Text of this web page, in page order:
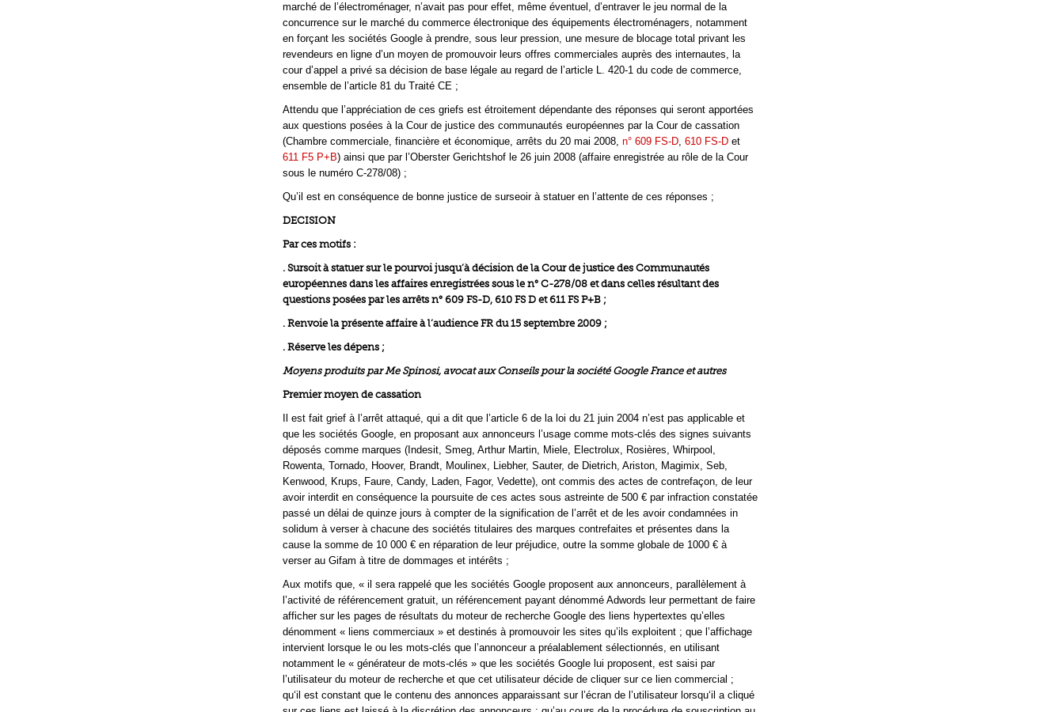
marché de l’électroménager, n’avait pas pour effet, même éventuel, d’entraver le jeu normal de la
concurrence sur le marché du commerce électronique des équipements électroménagers, notamment
en forçant les sociétés Google à prendre, sous leur pression, une mesure de blocage total privant les
revendeurs en ligne d’un moyen de promouvoir leurs offres commerciales auprès des internautes, la
cour d’appel a privé sa décision de base légale au regard de l’article L. 420-1 du code de commerce,
ensemble de l’article 81 du Traité CE ;
Attendu que l’appréciation de ces griefs est étroitement dépendante des réponses qui seront apportées
aux questions posées à la Cour de justice des communautés européennes par la Cour de cassation
(Chambre commerciale, financière et économique, arrêts du 20 mai 2008, n° 609 FS-D, 610 FS-D et
611 F5 P+B) ainsi que par l’Oberster Gerichtshof le 26 juin 2008 (affaire enregistrée au rôle de la Cour
sous le numéro C-278/08) ;
Qu’il est en conséquence de bonne justice de surseoir à statuer en l’attente de ces réponses ;
DECISION
Par ces motifs :
. Sursoit à statuer sur le pourvoi jusqu’à décision de la Cour de justice des Communautés
européennes dans les affaires enregistrées sous le n° C-278/08 et dans celles résultant des
questions posées par les arrêts n° 609 FS-D, 610 FS D et 611 FS P+B ;
. Renvoie la présente affaire à l’audience FR du 15 septembre 2009 ;
. Réserve les dépens ;
Moyens produits par Me Spinosi, avocat aux Conseils pour la société Google France et autres
Premier moyen de cassation
Il est fait grief à l’arrêt attaqué, qui a dit que l’article 6 de la loi du 21 juin 2004 n’est pas applicable et
que les sociétés Google, en proposant aux annonceurs l’usage comme mots-clés des signes suivants
déposés comme marques (Indesit, Smeg, Arthur Martin, Miele, Electrolux, Rosières, Whirpool,
Rowenta, Tornado, Hoover, Brandt, Moulinex, Liebher, Sauter, de Dietrich, Ariston, Magimix, Seb,
Kenwood, Krups, Faure, Candy, Laden, Fagor, Vedette), ont commis des actes de contrefaçon, de leur
avoir interdit en conséquence la poursuite de ces actes sous astreinte de 500 € par infraction constatée
passé un délai de quinze jours à compter de la signification de l’arrêt et de les avoir condamnées in
solidum à verser à chacune des sociétés titulaires des marques contrefaites et présentes dans la
cause la somme de 10 000 € en réparation de leur préjudice, outre la somme globale de 1000 € à
verser au Gifam à titre de dommages et intérêts ;
Aux motifs que, « il sera rappelé que les sociétés Google proposent aux annonceurs, parallèlement à
l’activité de référencement gratuit, un référencement payant dénommé Adwords leur permettant de faire
afficher sur les pages de résultats du moteur de recherche Google des liens hypertextes qu’elles
dénomment « liens commerciaux » et destinés à promouvoir les sites qu’ils exploitent ; que l’affichage
intervient lorsque le ou les mots-clés que l’annonceur a préalablement sélectionnés, en utilisant
notamment le « générateur de mots-clés » que les sociétés Google lui proposent, est saisi par
l’utilisateur du moteur de recherche et que cet utilisateur décide de cliquer sur ce lien commercial ;
qu‘il est constant que le contenu des annonces apparaissant sur l’écran de l’utilisateur lorsqu‘il a cliqué